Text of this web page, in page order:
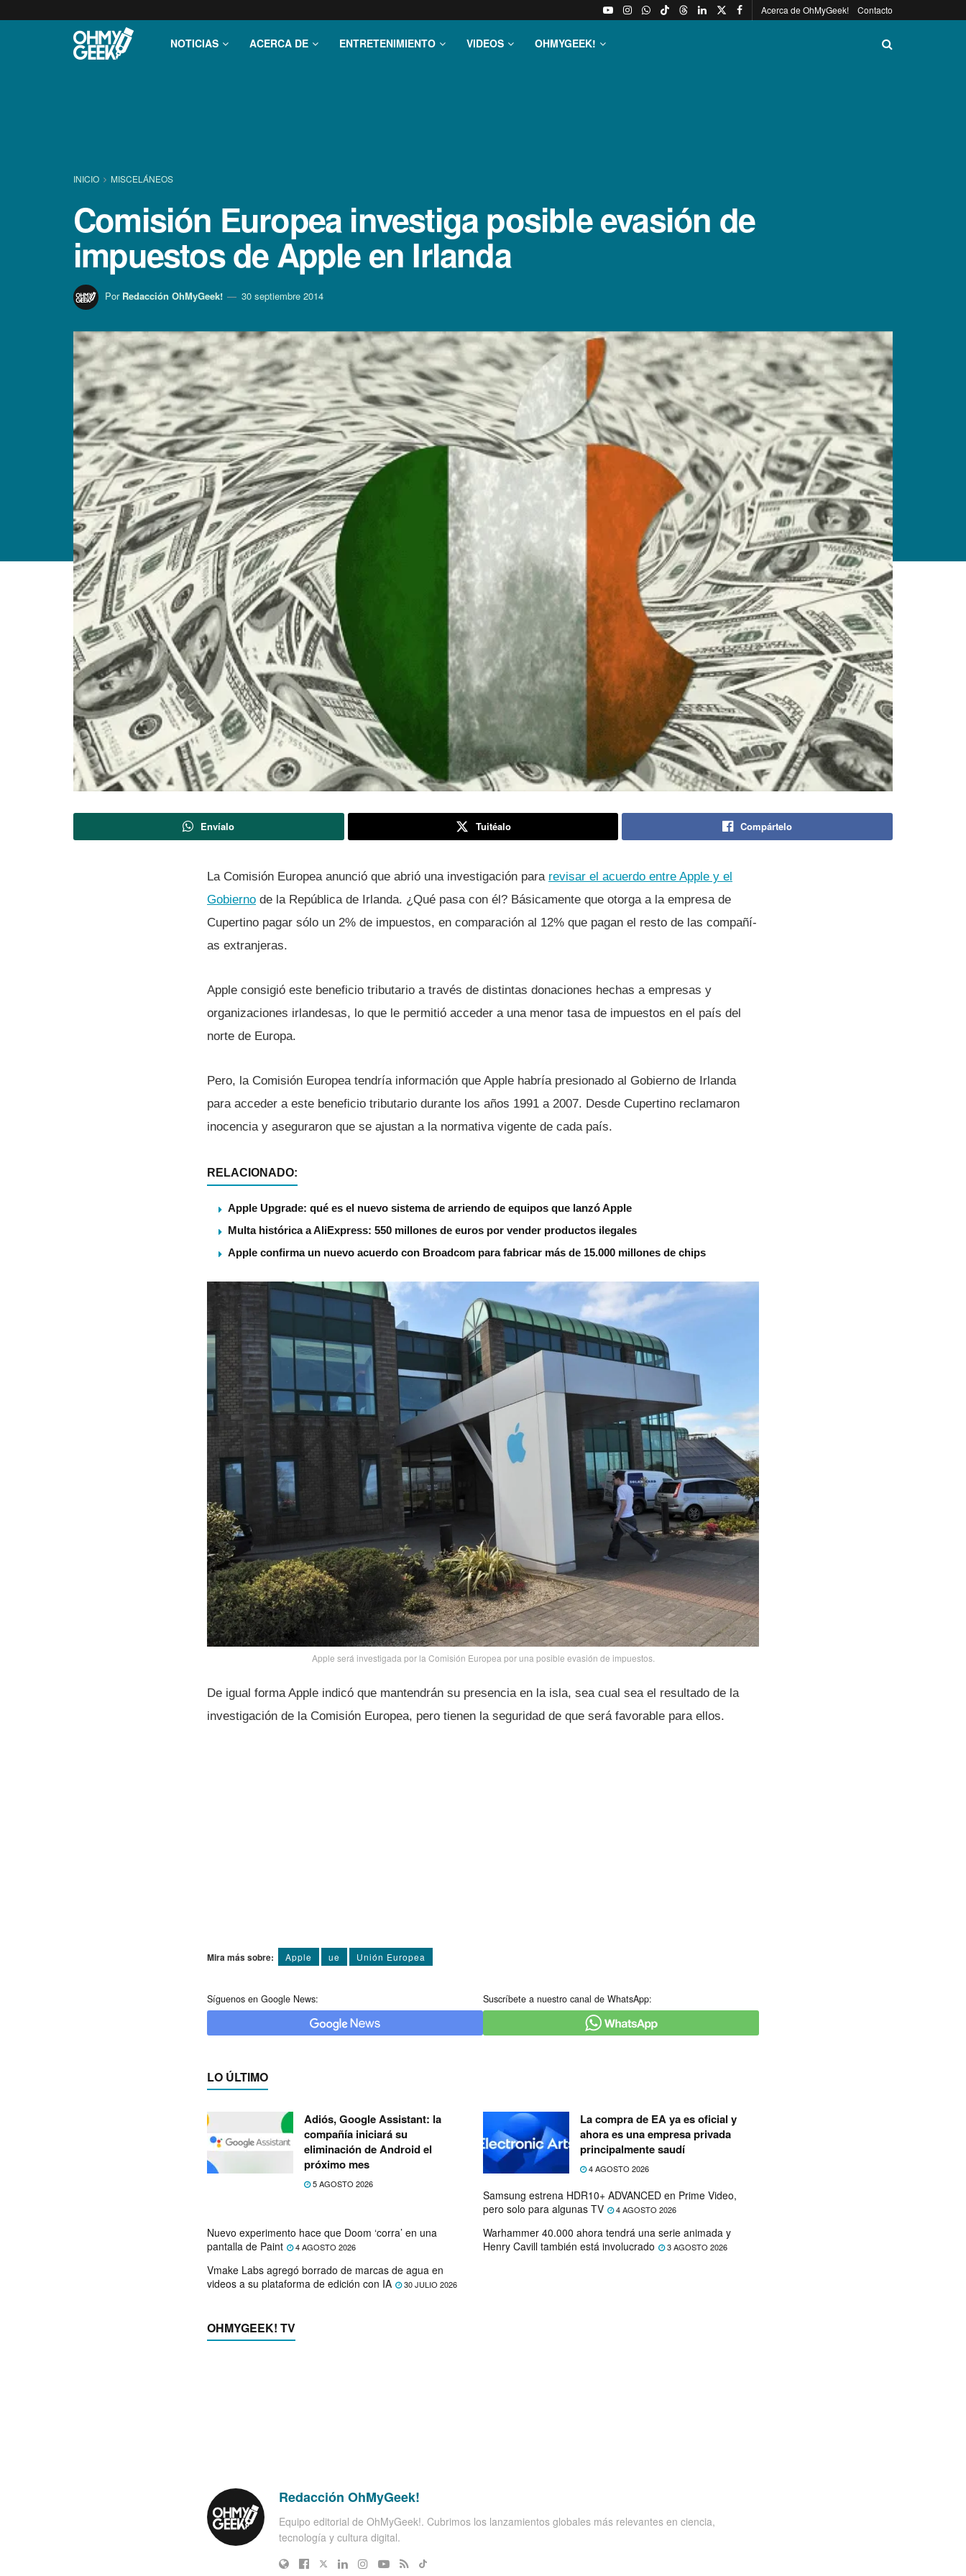
Acerca de OhMyGeek! Contacto
NOTICIAS ACERCA DE ENTRETENIMIENTO VIDEOS OHMYGEEK!
INICIO MISCELÁNEOS
Comisión Europea investiga posible evasión de
impuestos de Apple en Irlanda
Por Redacción OhMyGeek! 30 septiembre 2014
Envíalo Tuitéalo Compártelo
La Comisión Europea anunció que abrió una investigación para revisar el acuerdo entre Apple y el
Gobierno de la República de Irlanda. ¿Qué pasa con él? Básicamente que otorga a la empresa de
Cupertino pagar sólo un 2% de impuestos, en comparación al 12% que pagan el resto de las compañí­
as extranjeras.
Apple consigió este beneficio tributario a través de distintas donaciones hechas a empresas y
organizaciones irlandesas, lo que le permitió acceder a una menor tasa de impuestos en el paí­s del
norte de Europa.
Pero, la Comisión Europea tendrí­a información que Apple habrí­a presionado al Gobierno de Irlanda
para acceder a este beneficio tributario durante los años 1991 a 2007. Desde Cupertino reclamaron
inocencia y aseguraron que se ajustan a la normativa vigente de cada paí­s.
RELACIONADO:
Apple Upgrade: qué es el nuevo sistema de arriendo de equipos que lanzó Apple
Multa histórica a AliExpress: 550 millones de euros por vender productos ilegales
Apple confirma un nuevo acuerdo con Broadcom para fabricar más de 15.000 millones de chips
Apple será investigada por la Comisión Europea por una posible evasión de impuestos.
De igual forma Apple indicó que mantendrán su presencia en la isla, sea cual sea el resultado de la
investigación de la Comisión Europea, pero tienen la seguridad de que será favorable para ellos.
Mira más sobre: Apple ue Unión Europea
Síguenos en Google News: Suscríbete a nuestro canal de WhatsApp:
LO ÚLTIMO
Adiós, Google Assistant: la
compañía iniciará su
eliminación de Android el
próximo mes
5 AGOSTO 2026
La compra de EA ya es oficial y
ahora es una empresa privada
principalmente saudí
4 AGOSTO 2026
Samsung estrena HDR10+ ADVANCED en Prime Video,
pero solo para algunas TV
4 AGOSTO 2026
Nuevo experimento hace que Doom ‘corra’ en una
pantalla de Paint
4 AGOSTO 2026
Warhammer 40.000 ahora tendrá una serie animada y
Henry Cavill también está involucrado
3 AGOSTO 2026
Vmake Labs agregó borrado de marcas de agua en
videos a su plataforma de edición con IA
30 JULIO 2026
OHMYGEEK! TV
Redacción OhMyGeek!
Equipo editorial de OhMyGeek!. Cubrimos los lanzamientos globales más relevantes en ciencia,
tecnología y cultura digital.